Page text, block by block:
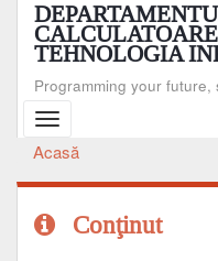
TEHNOLOGIA
Programming your future,
Toggle
navigation
Breadcrumb
Acasă
Conţinut